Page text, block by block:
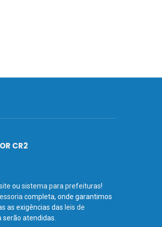
CR2
ou sistema para prefeituras!
completa, onde garantimos
as exigências das leis de
serão atendidas.